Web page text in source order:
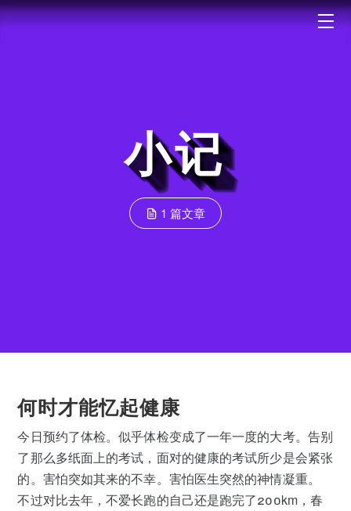
小记
1 篇文章
何时才能忆起健康
今日预约了体检。似乎体检变成了一年一度的大考。告别
了那么多纸面上的考试，面对的健康的考试所少是会紧张
的。害怕突如其来的不幸。害怕医生突然的神情凝重。
不过对比去年，不爱长跑的自己还是跑完了200km，春